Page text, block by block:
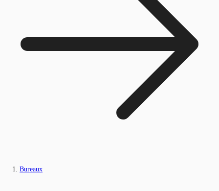
Bureaux